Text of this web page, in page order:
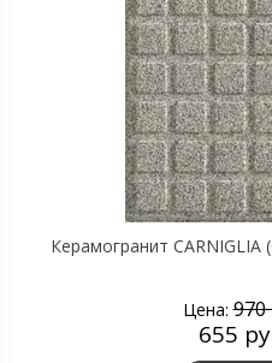
Керамогранит CARNIGLIA
Цена:970
655